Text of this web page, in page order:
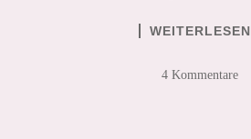
WEITERLESEN
4 Kommentare